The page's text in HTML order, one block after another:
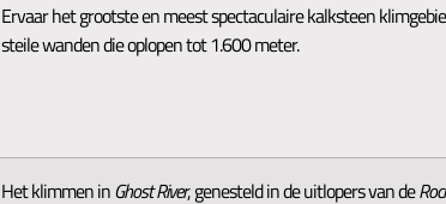
Ervaar het grootste en meest spectaculaire kalksteen
steile wanden die oplopen tot 1.600 meter.
Het klimmen inGhost River, genesteld in de uitlopers van de